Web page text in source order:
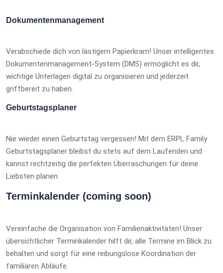
Dokumentenmanagement
Verabschiede dich von lästigem Papierkram! Unser intelligentes
Dokumentenmanagement-System (DMS) ermöglicht es dir,
wichtige Unterlagen digital zu organisieren und jederzeit
griffbereit zu haben.
Geburtstagsplaner
Nie wieder einen Geburtstag vergessen! Mit dem ERPL Family
Geburtstagsplaner bleibst du stets auf dem Laufenden und
kannst rechtzeitig die perfekten Überraschungen für deine
Liebsten planen.
Terminkalender (coming soon)
Vereinfache die Organisation von Familienaktivitäten! Unser
übersichtlicher Terminkalender hilft dir, alle Termine im Blick zu
behalten und sorgt für eine reibungslose Koordination der
familiären Abläufe.